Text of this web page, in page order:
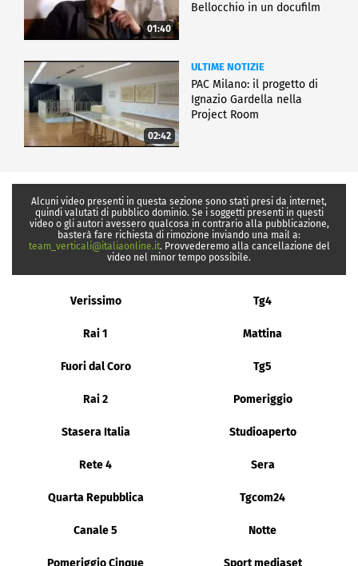
01:40
Bellocchio in un docufilm
02:42
ULTIME NOTIZIE
PAC Milano: il progetto di
Ignazio Gardella nella
Project Room
Alcuni video presenti in questa sezione sono stati presi da internet,
quindi valutati di pubblico dominio. Se i soggetti presenti in questi
video o gli autori avessero qualcosa in contrario alla pubblicazione,
basterà fare richiesta di rimozione inviando una mail a:
team_verticali@italiaonline.it. Provvederemo alla cancellazione del
video nel minor tempo possibile.
Verissimo Tg4
Rai 1 Mattina
Fuori dal Coro Tg5
Rai 2 Pomeriggio
Stasera Italia Studioaperto
Rete 4 Sera
Quarta Repubblica Tgcom24
Canale 5 Notte
Pomeriggio Cinque Sport mediaset